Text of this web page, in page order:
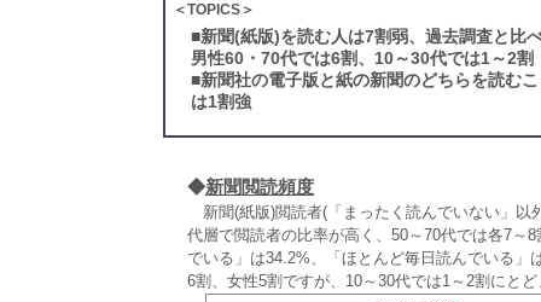
＜TOPICS＞
■新聞(紙版)を読む人は7割弱、過去調査と比
男性60・70代では6割、10～30代では1～2割
■新聞社の電子版と紙の新聞のどちらを読む
は1割強
◆新聞閲読頻度
新聞(紙版)閲読者(「まったく読んでいない」以
代層で閲読者の比率が高く、50～70代では各7～
でいる」は34.2%、「ほとんど毎日読んでいる」
6割、女性5割ですが、10～30代では1～2割にと